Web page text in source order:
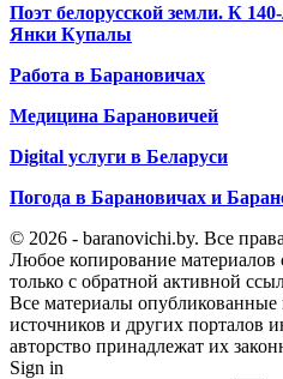
Поэт белорусской земли. К
Янки Купалы
Работа в Барановичах
Медицина Барановичей
Digital услуги в Беларуси
Погода в Барановичах и
© 2026 - baranovichi.by. Все
Любое копирование материалов
только с обратной активной
Все материалы опубликованные
источников и других порталов
авторство принадлежат их
Sign in